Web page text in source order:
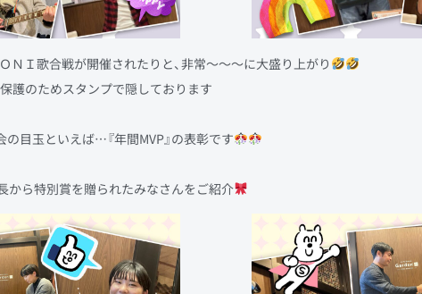
ＯＮＩ歌合戦が開催されたりと、非常～～～に大盛り上がり
護のためスタンプで隠しております
の目玉といえば…『年間MVP』の表彰です
から特別賞を贈られたみなさんをご紹介